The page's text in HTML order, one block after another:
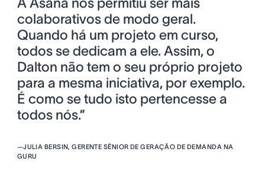
colaborativos de modo geral.
Quando há um projeto em curso,
todos se dedicam a ele. Assim, o
Dalton não tem o seu próprio projeto
para a mesma iniciativa, por exemplo.
É como se tudo isto pertencesse a
todos nós.”
—JULIA BERSIN, GERENTE SÊNIOR DE GERAÇÃO DE DEMANDA NA
GURU